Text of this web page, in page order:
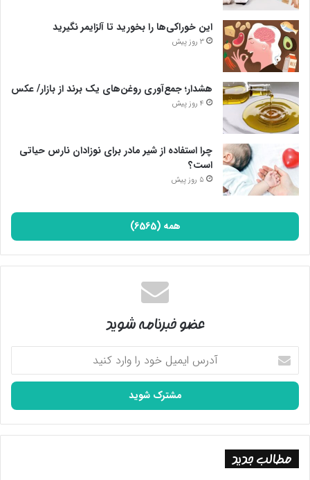
این خوراکی‌ها را بخورید تا آلزایمر نگیرید
3 روز پیش
هشدار؛ جمع‌آوری روغن‌های یک برند از بازار/ عکس
4 روز پیش
چرا استفاده از شیر مادر برای نوزادان نارس حیاتی
است؟
5 روز پیش
همه (6565)
عضو خبرنامه شوید
آدرس
ایمیل
خود
وارد
کنید
مطالب جدید